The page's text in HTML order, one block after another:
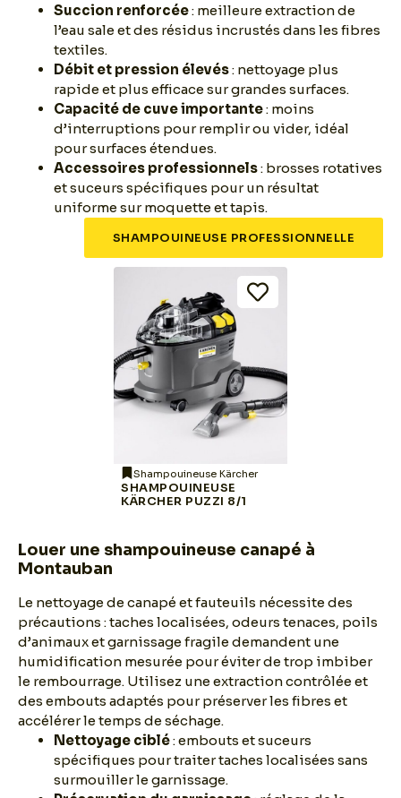
Succion renforcée: meilleure extraction de
l’eau sale et des résidus incrustés dans les fibres
textiles.
Débit et pression élevés: nettoyage plus
rapide et plus efficace sur grandes surfaces.
Capacité de cuve importante: moins
d’interruptions pour remplir ou vider, idéal
pour surfaces étendues.
Accessoires professionnels: brosses rotatives
et suceurs spécifiques pour un résultat
uniforme sur moquette et tapis.
SHAMPOUINEUSE PROFESSIONNELLE
Shampouineuse Kärcher
SHAMPOUINEUSE
KÄRCHER PUZZI 8/1
Louer une shampouineuse canapé à
Montauban
Le nettoyage de canapé et fauteuils nécessite des
précautions : taches localisées, odeurs tenaces, poils
d’animaux et garnissage fragile demandent une
humidification mesurée pour éviter de trop imbiber
le rembourrage. Utilisez une extraction contrôlée et
des embouts adaptés pour préserver les fibres et
accélérer le temps de séchage.
Nettoyage ciblé: embouts et suceurs
spécifiques pour traiter taches localisées sans
surmouiller le garnissage.